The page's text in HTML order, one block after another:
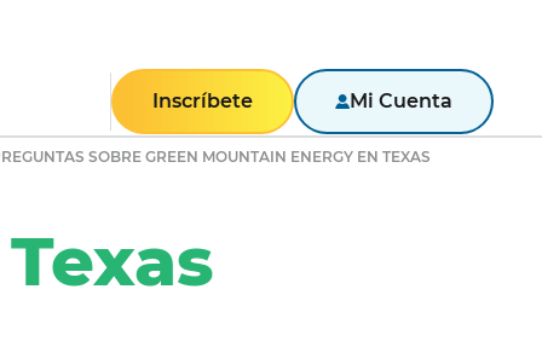
Inscríbete Mi Cuenta
Pennsylvania
SOBRE GREEN MOUNTAIN ENERGY EN TEXAS